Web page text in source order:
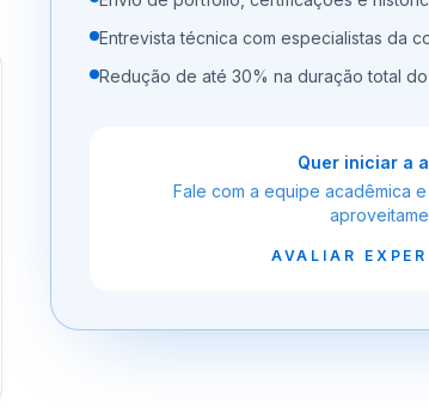
Entrevista técnica com especialistas da
Redução de até 30% na duração total
Quer iniciar a
Fale com a equipe acadêmica
AVALIAR